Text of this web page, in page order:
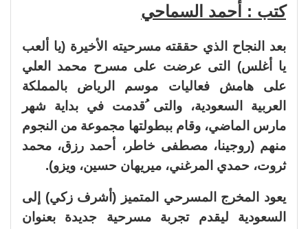
كتب : أحمد السماحي
بعد النجاح الذي حققته مسرحيته الأخيرة (يا ألعب
يا أغلس) التى عرضت على مسرح محمد العلي
على هامش فعاليات موسم الرياض بالمملكة
العربية السعودية، والتى ُقدمت في بداية شهر
مارس الماضي، وقام ببطولتها مجموعة من النجوم
منهم (روجينا، مصطفى خاطر، أحمد رزق، محمد
ثروت، حمدي المرغني، ميريهان حسين، ويزو).
يعود المخرج المسرحي المتميز (أشرف زكي) إلى
السعودية ليقدم تجربة مسرحية جديدة بعنوان